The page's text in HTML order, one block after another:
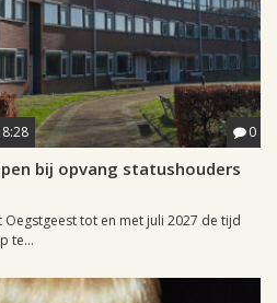
0
bij opvang statushouders
tot en met juli 2027 de tijd
te...